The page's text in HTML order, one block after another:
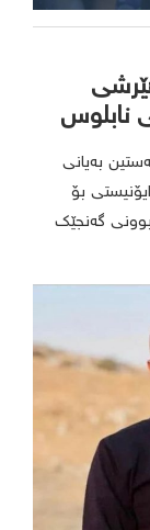
نابلوس
بەیانی
بۆ
گەنجێک